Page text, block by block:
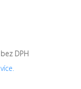
bez DPH
více.